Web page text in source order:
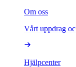
Om oss
Vårt uppdrag
Hjälpcenter